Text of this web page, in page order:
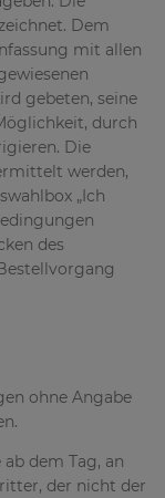
Dem
mit allen
gebeten, seine
durch
Die
werden,
„Ich
des
ohne Angabe
dem Tag, an
der nicht der